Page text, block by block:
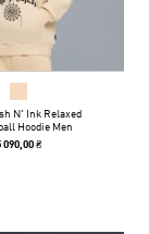
N' Ink Relaxed
Hoodie Men
090,00 ₴